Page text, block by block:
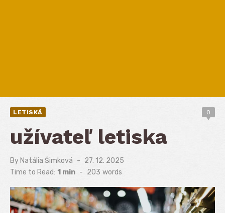
LETISKÁ 0
užívateľ letiska
By Natália Šimková
Posted
on
27. 12. 2025
Time to Read: 1 min - 203 words